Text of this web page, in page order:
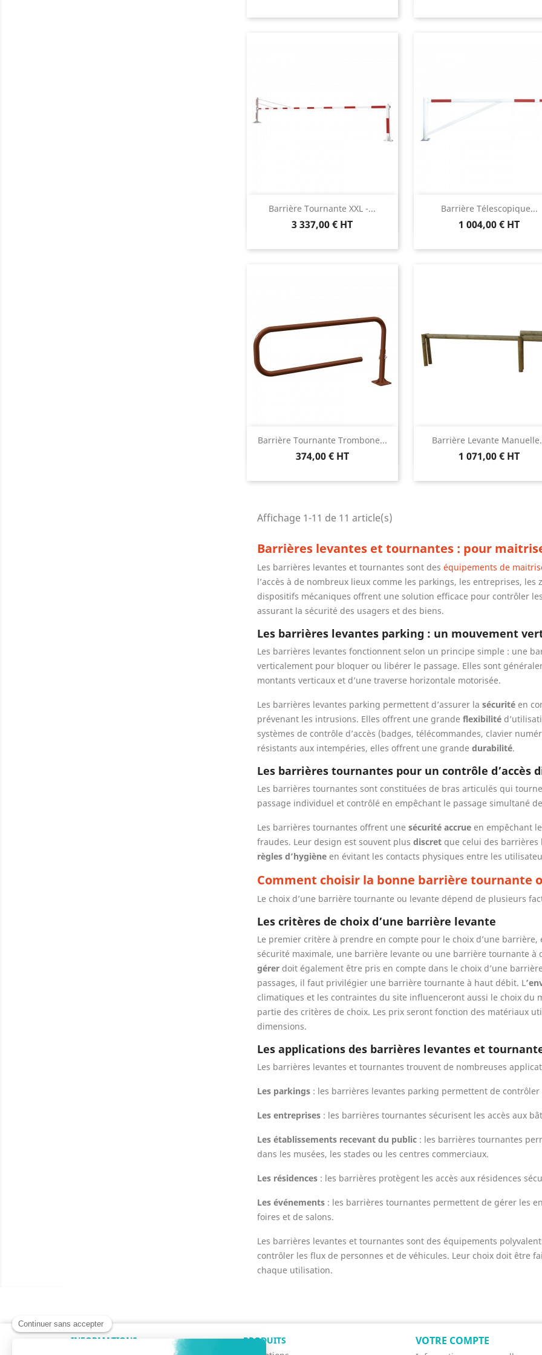
Barrière Tournante XXL -...
3 337,00 € HT
Aperçu rapide Barrière Télescopique...
1 004,00 € HT
Aperçu rapide
Barrière Tournante Trombone...
374,00 € HT
Aperçu rapide Barrière Levante
1 071,00 € HT
Aperçu rapide
Affichage 1-11 de 11 article(s)
Barrières levantes et tournantes : pour
Les barrières levantes et tournantes sont des équipements de
l’accès à de nombreux lieux comme les parkings, les entreprises, les
dispositifs mécaniques offrent une solution efficace pour contrôler
assurant la sécurité des usagers et des biens.
Les barrières levantes parking : un mouvement
Les barrières levantes fonctionnent selon un principe simple : une
verticalement pour bloquer ou libérer le passage. Elles sont
montants verticaux et d’une traverse horizontale motorisée.
Les barrières levantes parking permettent d’assurer la sécuritéen
prévenant les intrusions. Elles offrent une grande flexibilité
systèmes de contrôle d’accès (badges, télécommandes, clavier
résistants aux intempéries, elles offrent une grande durabilité.
Les barrières tournantes pour un contrôle d’accès
Les barrières tournantes sont constituées de bras articulés qui
passage individuel et contrôlé en empêchant le passage simultané
Les barrières tournantes offrent une sécurité accrueen empêchant
fraudes. Leur design est souvent plus discretque celui des barrières
règles d’hygièneen évitant les contacts physiques entre les
Comment choisir la bonne barrière tournante
Le choix d’une barrière tournante ou levante dépend de plusieurs
Les critères de choix d’une barrière levante
Le premier critère à prendre en compte pour le choix d’une barrière,
sécurité maximale, une barrière levante ou une barrière tournante à
gérerdoit également être pris en compte dans le choix d’une
passages, il faut privilégier une barrière tournante à haut débit. L
climatiques et les contraintes du site influenceront aussi le choix du
partie des critères de choix. Les prix seront fonction des matériaux
dimensions.
Les applications des barrières levantes et
Les barrières levantes et tournantes trouvent de nombreuses
Les parkings: les barrières levantes parking permettent de contrôler
Les entreprises: les barrières tournantes sécurisent les accès aux
Les établissements recevant du public: les barrières tournantes
dans les musées, les stades ou les centres commerciaux.
Les résidences: les barrières protègent les accès aux résidences
Les événements: les barrières tournantes permettent de gérer les
foires et de salons.
Les barrières levantes et tournantes sont des équipements
contrôler les flux de personnes et de véhicules. Leur choix doit être
chaque utilisation.
INFORMATIONS
PRODUITS
VOTRE COMPTE